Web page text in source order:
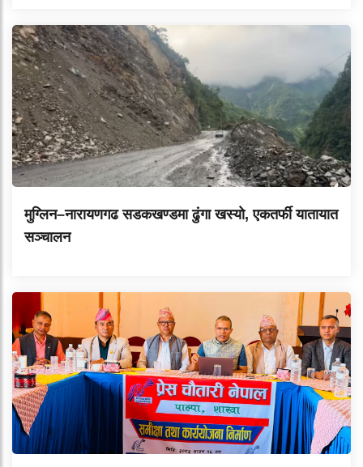
मुग्लिन–नारायणगढ सडकखण्डमा ढुंगा खस्यो, एकतर्फी यातायात
सञ्चालन